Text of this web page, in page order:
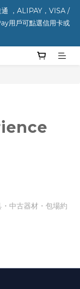
通 ，ALIPAY，VISA /
用戶可點選信用卡或
中古器材・包場約